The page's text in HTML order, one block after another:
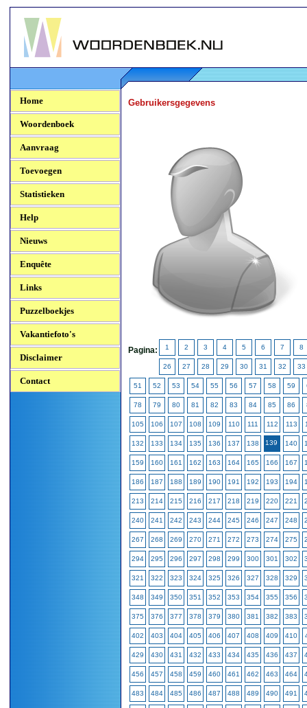
Woordenboek.NU
Home
Woordenboek
Aanvraag
Toevoegen
Statistieken
Help
Nieuws
Enquête
Links
Puzzelboekjes
Vakantiefoto's
Disclaimer
Contact
Gebruikersgegevens
Pagina: 1 2 3 4 5 6 7 8
26 27 28 29 30 31 32 33
51 52 53 54 55 56 57 58 59
78 79 80 81 82 83 84 85 86
105 106 107 108 109 110 111 112 113
132 133 134 135 136 137 138 139 140
159 160 161 162 163 164 165 166 167
186 187 188 189 190 191 192 193 194
213 214 215 216 217 218 219 220 221
240 241 242 243 244 245 246 247 248
267 268 269 270 271 272 273 274 275
294 295 296 297 298 299 300 301 302
321 322 323 324 325 326 327 328 329
348 349 350 351 352 353 354 355 356
375 376 377 378 379 380 381 382 383
402 403 404 405 406 407 408 409 410
429 430 431 432 433 434 435 436 437
456 457 458 459 460 461 462 463 464
483 484 485 486 487 488 489 490 491